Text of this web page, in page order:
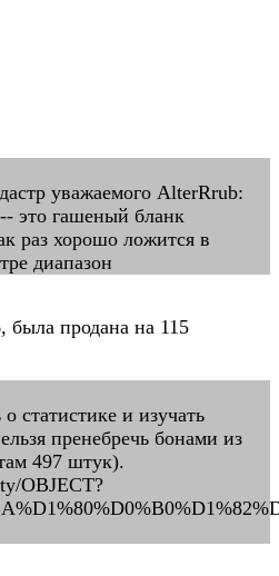
уважаемого AlterRrub:
это гашеный бланк
раз хорошо ложится в
диапазон
продана на 115
статистике и изучать
пренебречь бонами из
497 штук).
OBJECT?